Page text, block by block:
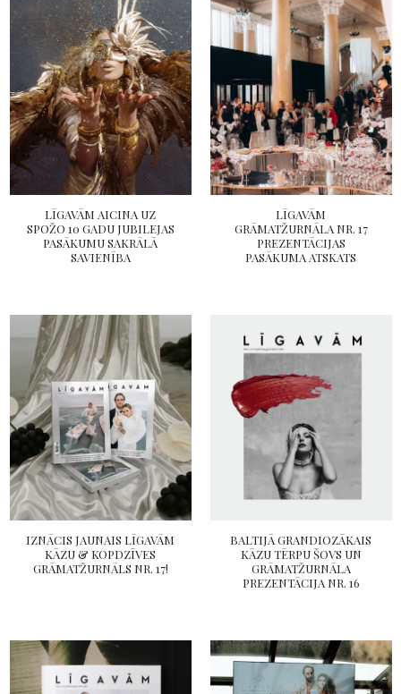
LĪGAVĀM AICINA UZ
SPOŽO 10 GADU JUBILEJAS
PASĀKUMU SAKRĀLĀ
SAVIENĪBA
LĪGAVĀM
GRĀMATŽURNĀLA NR. 17
PREZENTĀCIJAS
PASĀKUMA ATSKATS
IZNĀCIS JAUNAIS LĪGAVĀM
KĀZU & KOPDZĪVES
GRĀMATŽURNĀLS NR. 17!
BALTIJĀ GRANDIOZĀKAIS
KĀZU TĒRPU ŠOVS UN
GRĀMATŽURNĀLA
PREZENTĀCIJA NR. 16